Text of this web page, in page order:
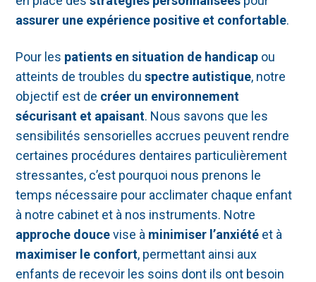
assurer une expérience positive et confortable.
Pour les patients en situation de handicap ou
atteints de troubles duspectre autistique, notre
objectif est de créer un environnement
sécurisant et apaisant. Nous savons que les
sensibilités sensorielles accrues peuvent rendre
certaines procédures dentaires particulièrement
stressantes, c’est pourquoi nous prenons le
temps nécessaire pour acclimater chaque enfant
à notre cabinet et à nos instruments. Notre
approche doucevise à minimiser l’anxiété et à
maximiser le confort, permettant ainsi aux
enfants de recevoir les soins dont ils ont besoin